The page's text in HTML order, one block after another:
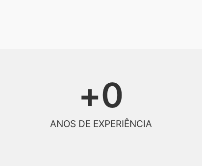
ANOS DE EXPERIÊNCIA
+0